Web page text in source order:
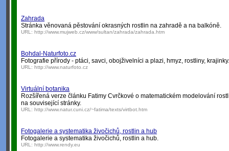
Zahrada
Stránka věnovaná pěstování okrasných rostlin na zahradě a na balkóně.
URL: http://www.mujweb.cz/www/sultan/zahrada/zahrada.htm
Bohdal-Naturfoto.cz
Fotografie přírody - ptáci, savci, obojživelníci a plazi, hmyz, rostliny, krajinky.
URL: http://www.naturfoto.cz
Virtuální botanika
Rozšířená verze článku Fatimy Cvrčkové o matematickém modelování
na související stránky.
URL: http://www.natur.cuni.cz/~fatima/texts/virtbot.htm
Fotogalerie a systematika živočichů, rostlin a hub
Fotogalerie a systematika živočichů, rostlin a hub.
URL: http://www.rendy.eu